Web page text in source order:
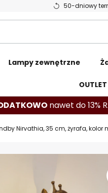
50-dniowy
Lampy zewnętrzne
OUTLET
nawet do 13%
Nirvathia, 35 cm, żyrafa, kolor